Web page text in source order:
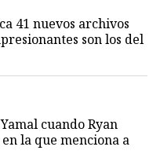
41 nuevos archivos
son los del
cuando Ryan
la que menciona a